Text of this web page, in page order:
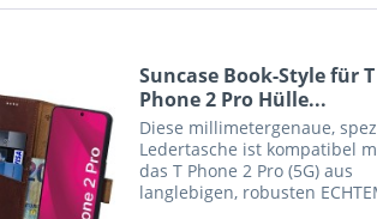
Suncase Book-Style für T
Phone 2 Pro Hülle...
Diese millimetergenaue,
Ledertasche ist kompatibel
das T Phone 2 Pro (5G) aus
langlebigen, robusten